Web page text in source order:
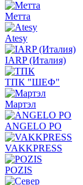
Метта
Atesy
IARP (Италия)
ТПК "ШЕФ"
Мартэл
ANGELO PO
VAKKPRESS
POZIS